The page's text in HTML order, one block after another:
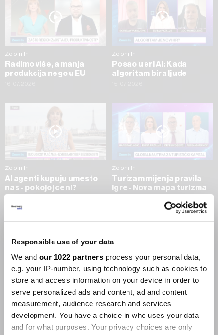
Responsible use of your data
We and our 1022 partners process your personal data,
e.g. your IP-number, using technology such as cookies to
store and access information on your device in order to
serve personalized ads and content, ad and content
measurement, audience research and services
development. You have a choice in who uses your data
and for what purposes. Your privacy choices are only
Zoom In
Radimo više, a manja
produkcija nego u EU
Zoom In
Posao u eri AI: Kada
algoritam bira ljude
Zoom In
AI agenti kupuju umesto
nas - po kojoj ceni?
09.07.2026
Zoom In
Turizam mijenja pravila
igre - Nova mapa turizma
do 2035.
Businessweek Adria
Korisnici GLP-1 lijekova mršave,
ekonomija se deblja
29.01.2026